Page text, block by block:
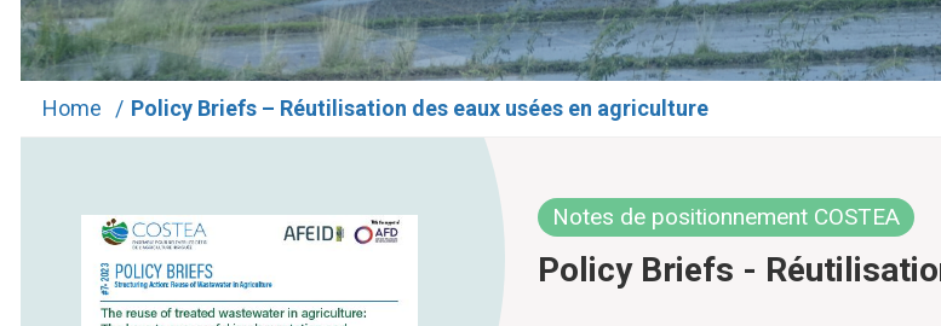
Home / Policy Briefs – Réutilisation des eaux usées en agriculture
Notes de positionnement COSTEA
Policy Briefs -